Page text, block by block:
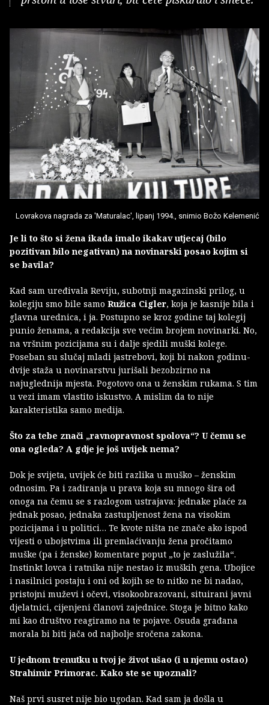
Lovrakova nagrada za 'Maturalac', lipanj 1994., snimio Božo Kelemenić
Je li to što si žena ikada imalo ikakav utjecaj (bilo
pozitivan bilo negativan) na novinarski posao kojim si
se bavila?
Kad sam uređivala Reviju, subotnji magazinski prilog, u
kolegiju smo bile samo Ružica Cigler, koja je kasnije bila i
glavna urednica, i ja. Postupno se kroz godine taj kolegij
punio ženama, a redakcija sve većim brojem novinarki. No,
na vršnim pozicijama su i dalje sjedili muški kolege.
Poseban su slučaj mladi jastrebovi, koji bi nakon godinu-
dvije staža u novinarstvu jurišali bezobzirno na
najuglednija mjesta. Pogotovo ona u ženskim rukama. S tim
u vezi imam vlastito iskustvo. A mislim da to nije
karakteristika samo medija.
Što za tebe znači „ravnopravnost spolova“? U čemu se
ona ogleda? A gdje je još uvijek nema?
Dok je svijeta, uvijek će biti razlika u muško – ženskim
odnosim. Pa i zadiranja u prava koja su mnogo šira od
onoga na čemu se s razlogom ustrajava: jednake plaće za
jednak posao, jednaka zastupljenost žena na visokim
pozicijama i u politici… Te kvote ništa ne znače ako ispod
vijesti o ubojstvima ili premlaćivanju žena pročitamo
muške (pa i ženske) komentare poput „to je zaslužila“.
Instinkt lovca i ratnika nije nestao iz muških gena. Ubojice
i nasilnici postaju i oni od kojih se to nitko ne bi nadao,
pristojni muževi i očevi, visokoobrazovani, situirani javni
djelatnici, cijenjeni članovi zajednice. Stoga je bitno kako
mi kao društvo reagiramo na te pojave. Osuda građana
morala bi biti jača od najbolje sročena zakona.
U jednom trenutku u tvoj je život ušao (i u njemu ostao)
Strahimir Primorac. Kako ste se upoznali?
Naš prvi susret nije bio ugodan. Kad sam ja došla u